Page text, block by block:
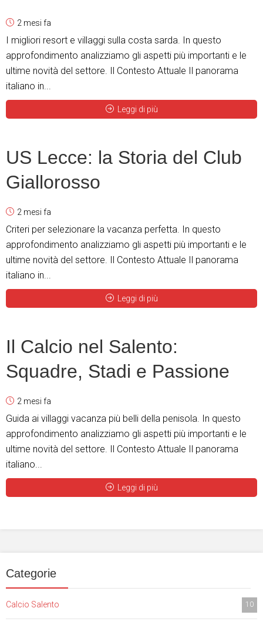
2 mesi fa
I migliori resort e villaggi sulla costa sarda. In questo
approfondimento analizziamo gli aspetti più importanti e le
ultime novità del settore. Il Contesto Attuale Il panorama
italiano in...
Leggi di più
US Lecce: la Storia del Club
Giallorosso
2 mesi fa
Criteri per selezionare la vacanza perfetta. In questo
approfondimento analizziamo gli aspetti più importanti e le
ultime novità del settore. Il Contesto Attuale Il panorama
italiano in...
Leggi di più
Il Calcio nel Salento:
Squadre, Stadi e Passione
2 mesi fa
Guida ai villaggi vacanza più belli della penisola. In questo
approfondimento analizziamo gli aspetti più importanti e le
ultime novità del settore. Il Contesto Attuale Il panorama
italiano...
Leggi di più
Categorie
Calcio Salento 10